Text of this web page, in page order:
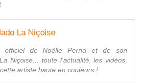
La Niçoise
officiel de Noëlle Perna et de son
Niçoise... toute l'actualité, les vidéos,
artiste haute en couleurs !